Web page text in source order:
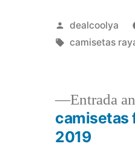
Publicado
por
dealcoolya
Etiquetas:
camisetas
Entrada
camisetas
2019